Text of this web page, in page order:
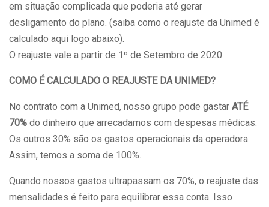
em situação complicada que poderia até gerar
desligamento do plano. (saiba como o reajuste da Unimed é
calculado aqui logo abaixo).
O reajuste vale a partir de 1º de Setembro de 2020.
COMO É CALCULADO O REAJUSTE DA UNIMED?
No contrato com a Unimed, nosso grupo pode gastar ATÉ
70% do dinheiro que arrecadamos com despesas médicas.
Os outros 30% são os gastos operacionais da operadora.
Assim, temos a soma de 100%.
Quando nossos gastos ultrapassam os 70%, o reajuste das
mensalidades é feito para equilibrar essa conta. Isso